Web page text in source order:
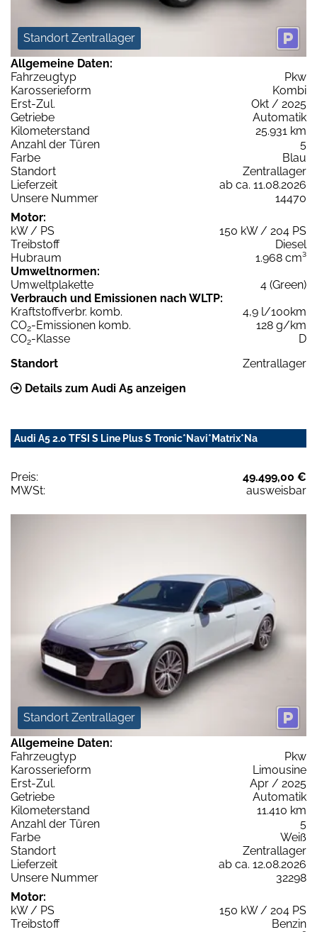
Standort Zentrallager
Allgemeine Daten:
Fahrzeugtyp
Pkw
Karosserieform
Kombi
Erst-Zul.
Okt / 2025
Getriebe
Automatik
Kilometerstand
25.931 km
Anzahl der Türen
5
Farbe
Blau
Standort
Zentrallager
Lieferzeit
ab ca. 11.08.2026
Unsere Nummer
14470
Motor:
kW / PS
150 kW / 204 PS
Treibstoff
Diesel
Hubraum
1.968 cm³
Umweltnormen:
Umweltplakette
4 (Green)
Verbrauch und Emissionen nach WLTP:
Kraftstoffverbr. komb.
4,9 l/100km
CO2-Emissionen komb.
128 g/km
CO2-Klasse
D
Standort
Zentrallager
Details zum Audi A5 anzeigen
Audi A5 2.0 TFSI S Line Plus S Tronic*Navi*Matrix*Na
Preis:
49.499,00 €
MWSt:
ausweisbar
Standort Zentrallager
Allgemeine Daten:
Fahrzeugtyp
Pkw
Karosserieform
Limousine
Erst-Zul.
Apr / 2025
Getriebe
Automatik
Kilometerstand
11.410 km
Anzahl der Türen
5
Farbe
Weiß
Standort
Zentrallager
Lieferzeit
ab ca. 12.08.2026
Unsere Nummer
32298
Motor:
kW / PS
150 kW / 204 PS
Treibstoff
Benzin